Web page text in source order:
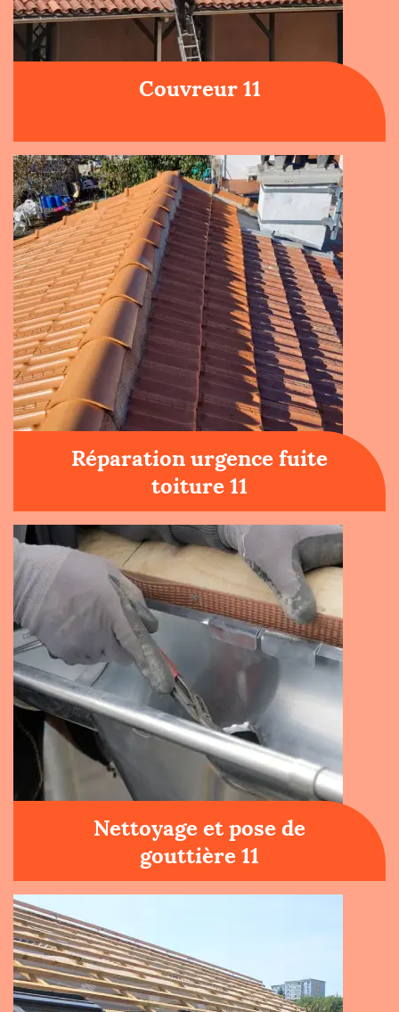
Couvreur 11
Réparation urgence fuite
toiture 11
Nettoyage et pose de
gouttière 11